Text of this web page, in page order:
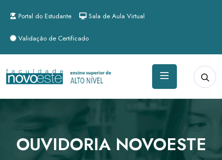
Portal do Estudante Sala de Aula Virtual
Validação de Certificado
OUVIDORIA NOVOESTE